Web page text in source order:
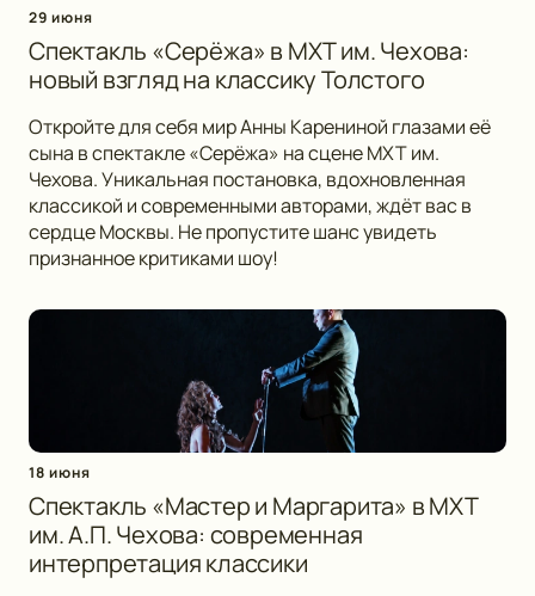
29 июня
Спектакль «Серёжа» в МХТ им. Чехова:
новый взгляд на классику Толстого
Откройте для себя мир Анны Карениной глазами её
сына в спектакле «Серёжа» на сцене МХТ им.
Чехова. Уникальная постановка, вдохновленная
классикой и современными авторами, ждёт вас в
сердце Москвы. Не пропустите шанс увидеть
признанное критиками шоу!
18 июня
Спектакль «Мастер и Маргарита» в МХТ
им. А.П. Чехова: современная
интерпретация классики